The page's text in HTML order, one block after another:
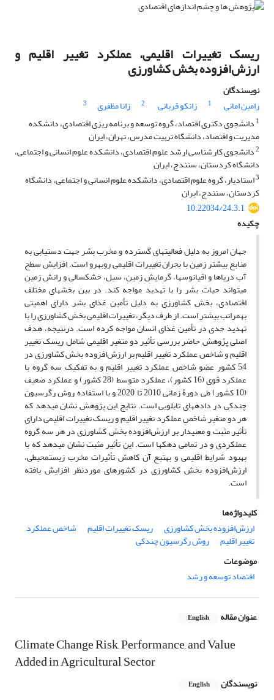
ریسک تغییرات اقلیمی، عملکرد تغییر اقلیم و
ارزش‌افزوده بخش کشاورزی
نویسندگان
رامین امانی
1 زانکو قربانی 2 زانا مظفری
3
1 دانشجوی دکتری اقتصاد، گروه توسعه و برنامه ریزی اقتصادی، دانشکده
مدیریت و اقتصاد، دانشگاه تربیت ‌مدرس، تهران، ایران
2دانشجوی کارشناسی ارشد علوم اقتصادی، دانشکده علوم انسانی و اجتماعی،
دانشگاه کردستان، سنندج، ایران
3استادیار، گروه علوم اقتصادی، دانشکده علوم انسانی و اجتماعی، دانشگاه
کردستان، سنندج، ایران
10.22034/24.3.1
چکیده
جهان امروز به دلیل فعالیت‏های گسترده و مخرب بشر جهت دستیابی به
منابع بیشتر زمین با بحران تغییرات اقلیمی روبه‏رو است. افزایش سطح
آب دریاها و اقیانوس‏ها، گرمایش زمین، سیل، خشکسالی و رانش زمین
می‏تواند حیات بشر را با تهدید مواجه کند. در بین بخش‏های مختلف
اقتصادی، بخش کشاورزی به دلیل تأمین غذای بشر دارای اهمیتی
به‏مراتب بیشتر است. از طرف دیگر، تغییرات اقلیمی بخش کشاورزی را با
تهدید جدی در تأمین غذای انسان مواجه کرده است. درنتیجه، هدف
اصلی پژوهش حاضر بررسی تأثیر دو متغیر اقلیمی شامل ریسک تغییر
اقلیم و شاخص عملکرد تغییر اقلیم بر ارزش‌افزوده بخش کشاورزی در
54 کشور عضو شاخص عملکرد تغییر اقلیم و به تفکیک سه گروه با
عملکرد قوی (16 کشور)، عملکرد متوسط (28 کشور) و عملکرد ضعیف
(10 کشور) طی دورۀ زمانی 2010 تا 2020 و با استفاده روش رگرسیون
چندکی در داده‏های تابلویی است. نتایج این پژوهش نشان می‏دهد که
هر دو متغیر شاخص عملکرد تغییر اقلیم و ریسک تغییرات اقلیمی دارای
تأثیر مثبت و معنی‏دار بر ارزش‌افزوده بخش کشاورزی در هر سه گروه
عملکردی و در تمامی دهک‏ها است. این تأثیر مثبت نشان می‏دهد که با
بهبود شرایط اقلیمی و به‏تبع آن کاهش تأثیرات مخرب زیست‏محیطی،
ارزش‌افزوده بخش کشاورزی در کشورهای موردنظر افزایش یافته
است.
کلیدواژه‌ها
ارزش‌افزوده بخش کشاورزی
ریسک تغییرات اقلیم شاخص عملکرد
تغییر اقلیم
روش رگرسیون چندکی
موضوعات
اقتصاد توسعه و رشد
عنوان مقاله English
Climate Change Risk, Performance, and Value
Added in Agricultural Sector
نویسندگان English